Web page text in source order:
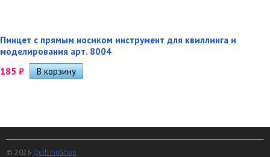
Пинцет с прямым носиком инструмент для квиллинга и
моделирования арт. 8004
185 ₽
© 2026 QuillingShop